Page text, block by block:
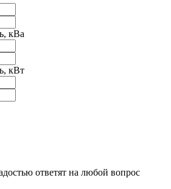
кВа
кВт
ответят на любой вопрос